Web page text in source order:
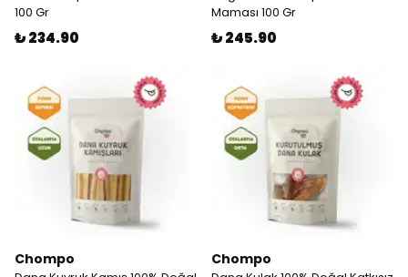
100 Gr
₺ 234.90
Maması 100 Gr
₺ 245.90
Chompo Chompo